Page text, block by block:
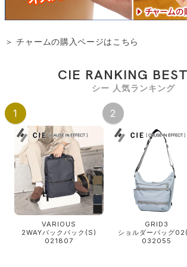
＞ チャームの購入ページはこちら